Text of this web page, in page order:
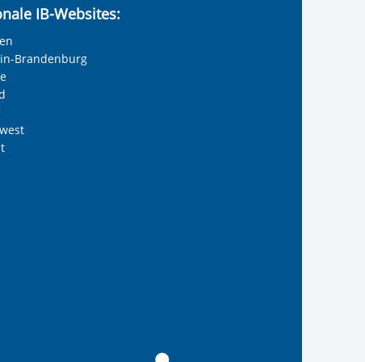
IB-Websites:
Brandenburg
BundBund
Bund
Bund
Internationalen